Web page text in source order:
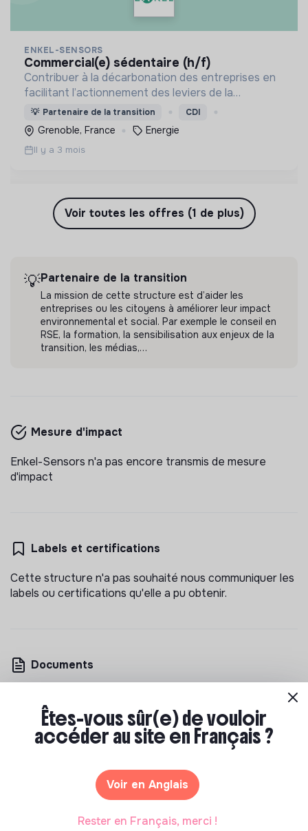
ENKEL-SENSORS
commercial(e) sédentaire (h/f)
Contribuer à la décarbonation des entreprises en
facilitant l’actionnement des leviers de la
transition (réduire les gaspillages, optimiser les
process, mesurer les gains ou détecter des
dérives…).
💡 Partenaire de la transition CDI
Grenoble, France Energie
Il y a 3 mois
Voir toutes les offres (1 de plus)
💡Partenaire de la transition
La mission de cette structure est d’aider les
entreprises ou les citoyens à améliorer leur impact
environnemental et social. Par exemple le conseil en
RSE, la formation, la sensibilisation aux enjeux de la
transition, les médias,…
Mesure d'impact
Enkel-Sensors n'a pas encore transmis de mesure
d'impact
Labels et certifications
Cette structure n'a pas souhaité nous communiquer les
labels ou certifications qu'elle a pu obtenir.
Documents
transparence
Les entreprises à impact positif et associations qui
Êtes-vous sûr(e) de vouloir
accéder au site en Français ?
Voir en Anglais
Rester en Français, merci !